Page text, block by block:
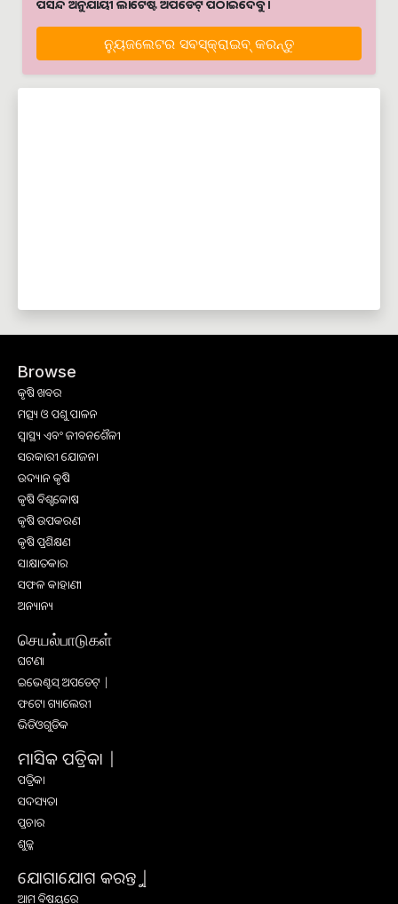
ପସନ୍ଦ ଅନୁଯାୟୀ ଲାଟେଷ୍ଟ ଅପଡେଟ୍‌ ପଠାଇଦେବୁ ।
ନ୍ୟୁଜଲେଟର ସବସ୍କ୍ରାଇବ୍‌ କରନ୍ତୁ
Browse
କୃଷି ଖବର
ମତ୍ସ୍ୟ ଓ ପଶୁ ପାଳନ
ସ୍ୱାସ୍ଥ୍ୟ ଏବଂ ଜୀବନଶୈଳୀ
ସରକାରୀ ଯୋଜନା
ଉଦ୍ୟାନ କୃଷି
କୃଷି ବିଶ୍ବକୋଷ
କୃଷି ଉପକରଣ
କୃଷି ପ୍ରଶିକ୍ଷଣ
ସାକ୍ଷାତକାର
ସଫଳ କାହାଣୀ
ଅନ୍ୟାନ୍ୟ
செயல்பாடுகள்
ଘଟଣା
ଇଭେଣ୍ଟସ୍ ଅପଡେଟ୍ |
ଫଟୋ ଗ୍ୟାଲେରୀ
ଭିଡିଓଗୁଡିକ
ମାସିକ ପତ୍ରିକା |
ପତ୍ରିକା
ସଦସ୍ୟତା
ପ୍ରଚାର
ଶୁଳ୍କ
ଯୋଗାଯୋଗ କରନ୍ତୁ |
ଆମ ବିଷୟରେ